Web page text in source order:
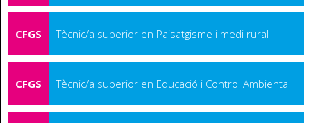
CFGS Tècnic/a superior en Paisatgisme i medi rural
CFGS Tècnic/a superior en Educació i Control Ambiental